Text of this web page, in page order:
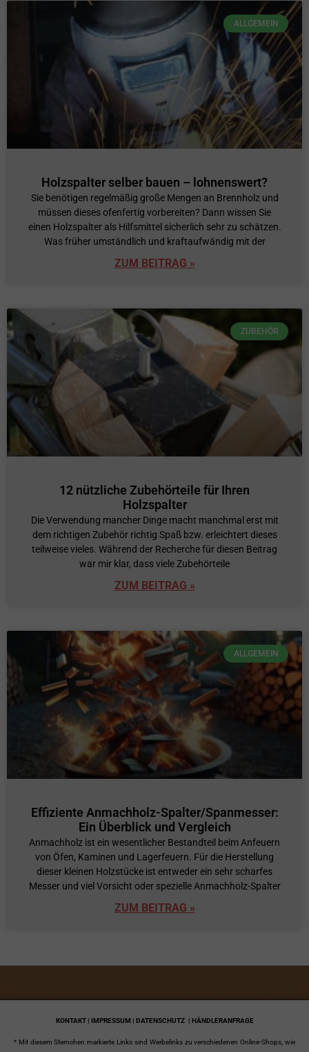
ALLGEMEIN
Holzspalter selber bauen – lohnenswert?
Sie benötigen regelmäßig große Mengen an Brennholz und
müssen dieses ofenfertig vorbereiten? Dann wissen Sie
einen Holzspalter als Hilfsmittel sicherlich sehr zu schätzen.
Was früher umständlich und kraftaufwändig mit der
ZUM BEITRAG »
ZUBEHÖR
12 nützliche Zubehörteile für Ihren
Holzspalter
Die Verwendung mancher Dinge macht manchmal erst mit
dem richtigen Zubehör richtig Spaß bzw. erleichtert dieses
teilweise vieles. Während der Recherche für diesen Beitrag
war mir klar, dass viele Zubehörteile
ZUM BEITRAG »
ALLGEMEIN
Effiziente Anmachholz-Spalter/Spanmesser:
Ein Überblick und Vergleich
Anmachholz ist ein wesentlicher Bestandteil beim Anfeuern
von Öfen, Kaminen und Lagerfeuern. Für die Herstellung
dieser kleinen Holzstücke ist entweder ein sehr scharfes
Messer und viel Vorsicht oder spezielle Anmachholz-Spalter
ZUM BEITRAG »
KONTAKT | IMPRESSUM | DATENSCHUTZ | HÄNDLERANFRAGE
* Mit diesem Sternchen markierte Links sind Werbelinks zu verschiedenen Online-Shops, wie